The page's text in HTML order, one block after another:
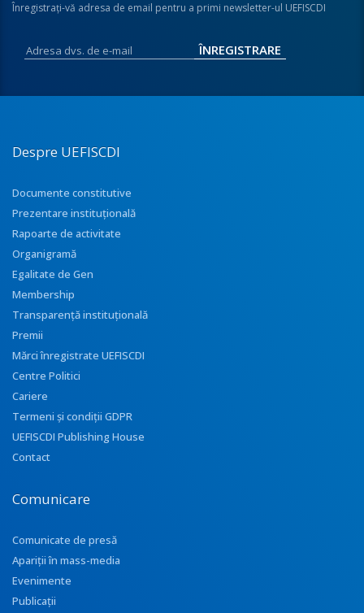
Înregistraţi-vă adresa de email pentru a primi newsletter-ul UEFISCDI
Despre UEFISCDI
Documente constitutive
Prezentare instituţională
Rapoarte de activitate
Organigramă
Egalitate de Gen
Membership
Transparenţă instituţională
Premii
Mărci înregistrate UEFISCDI
Centre Politici
Cariere
Termeni și condiții GDPR
UEFISCDI Publishing House
Contact
Comunicare
Comunicate de presă
Apariţii în mass-media
Evenimente
Publicații